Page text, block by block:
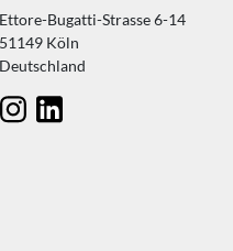
Ettore-Bugatti-Strasse 6-14
51149 Köln
Deutschland